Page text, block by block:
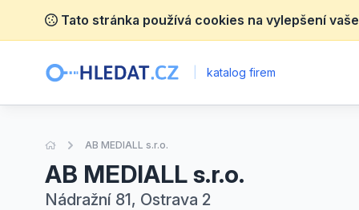
Tato stránka používá cookies na vylepšení
katalog firem
Úvodní stránka
AB MEDIALL s.r.o.
AB MEDIALL s.r.o.
Nádražní 81, Ostrava 2